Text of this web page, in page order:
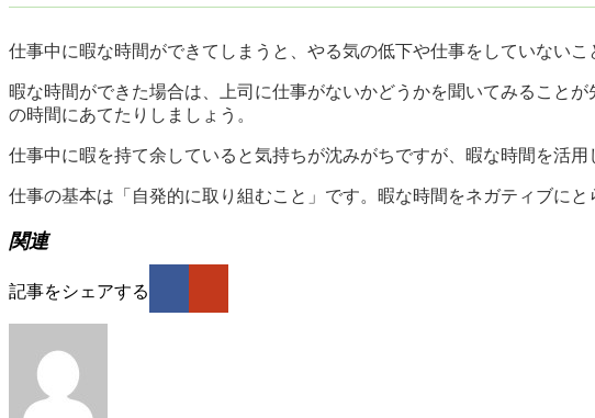
仕事中に暇な時間ができてしまうと、やる気の低下や仕事をしていない
暇な時間ができた場合は、上司に仕事がないかどうかを聞いてみること
の時間にあてたりしましょう。
仕事中に暇を持て余していると気持ちが沈みがちですが、暇な時間を活
仕事の基本は「自発的に取り組むこと」です。暇な時間をネガティブに
関連
記事をシェアする